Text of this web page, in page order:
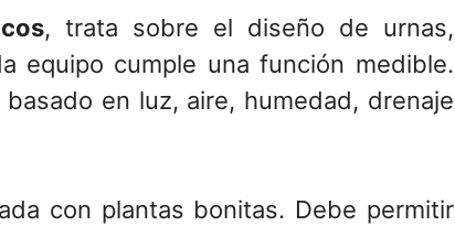
, trata sobre el diseño de urnas,
equipo cumple una función medible.
en luz, aire, humedad, drenaje
con plantas bonitas. Debe permitir